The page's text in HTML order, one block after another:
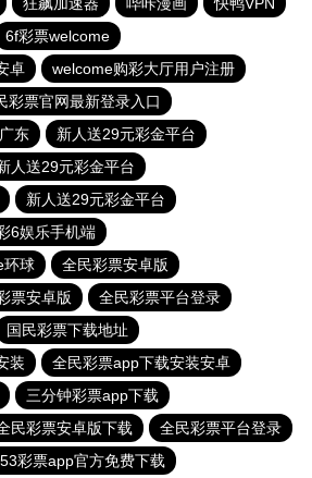
狂飙加速器 哔咔漫画
快鸭VPN
6f彩票welcome
卓
welcome购彩大厅用户注册
彩票官网最新登录入口
东
新人送29元彩金平台
人送29元彩金平台
新人送29元彩金平台
6娱乐手机端
环球
全民彩票安卓版
票安卓版
全民彩票平台登录
国民彩票下载地址
装
全民彩票app下载安装安卓
三分钟彩票app下载
民彩票安卓版下载
全民彩票平台登录
彩票app官方免费下载